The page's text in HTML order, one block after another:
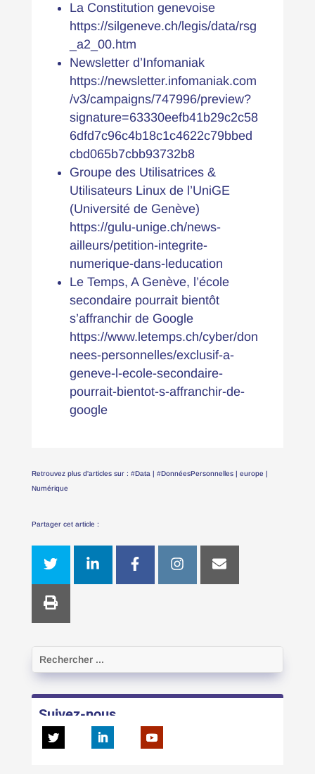
La Constitution genevoise
https://silgeneve.ch/legis/data/rsg
_a2_00.htm
Newsletter d’Infomaniak
https://newsletter.infomaniak.com
/v3/campaigns/747996/preview?
signature=63330eefb41b29c2c58
6dfd7c96c4b18c1c4622c79bbed
cbd065b7cbb93732b8
Groupe des Utilisatrices &
Utilisateurs Linux de l’UniGE
(Université de Genève)
https://gulu-unige.ch/news-
ailleurs/petition-integrite-
numerique-dans-leducation
Le Temps, A Genève, l’école
secondaire pourrait bientôt
s’affranchir de Google
https://www.letemps.ch/cyber/don
nees-personnelles/exclusif-a-
geneve-l-ecole-secondaire-
pourrait-bientot-s-affranchir-de-
google
Retrouvez plus d'articles sur : #Data| #DonnéesPersonnelles| europe
Numérique
Partager cet article :
Suivez-nous